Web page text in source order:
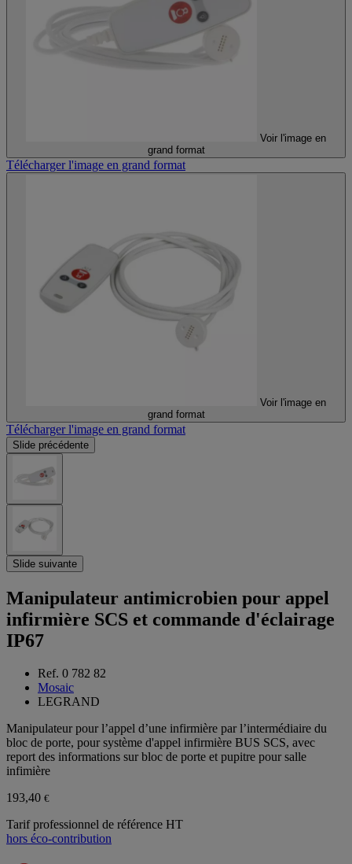
Voir l'image en
grand format
Télécharger l'image en grand format
Voir l'image en
grand format
Télécharger l'image en grand format
Slide précédente
Slide suivante
Manipulateur antimicrobien pour appel
infirmière SCS et commande d'éclairage
IP67
Ref. 0 782 82
Mosaic
LEGRAND
Manipulateur pour l’appel d’une infirmière par l’intermédiaire du
bloc de porte, pour système d'appel infirmière BUS SCS, avec
report des informations sur bloc de porte et pupitre pour salle
infimière
193,40 €
Tarif professionnel de référence HT
hors éco-contribution